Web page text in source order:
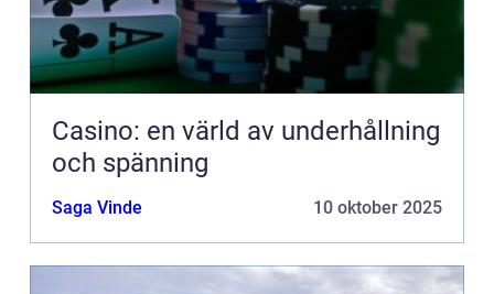
Casino: en värld av underhållning
och spänning
Saga Vinde 10 oktober 2025